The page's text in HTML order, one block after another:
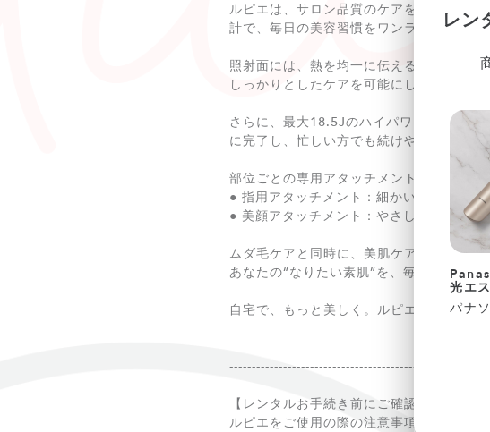
ルピエは、サロン品質のケアをご自宅で
計で、毎日の美容習慣をワンランクアップ
照射面には、熱を均一に伝える高耐久サ
しっかりとしたケアを可能にします。
さらに、最大18.5Jのハイパワーと、1秒
に完了し、忙しい方でも続けやすい仕様で
部位ごとの専用アタッチメントも充実。
● 指用アタッチメント：細かい部分もしっ
● 美顔アタッチメント：やさしい光で肌を
ムダ毛ケアと同時に、美肌ケアも叶える
あなたの“なりたい素肌”を、毎日のケアで
自宅で、もっと美しく。ルピエで始める新
--------------------------------------------------
【レンタルお手続き前にご確認ください】
ルピエをご使用の際の注意事項
レン
光エ
パナ